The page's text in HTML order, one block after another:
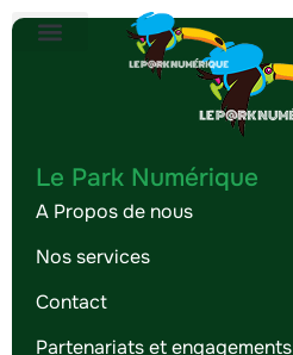
Le Park Numérique
A Propos de nous
Nos services
Contact
Partenariats et engagements